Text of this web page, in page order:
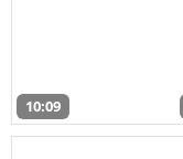
10:09